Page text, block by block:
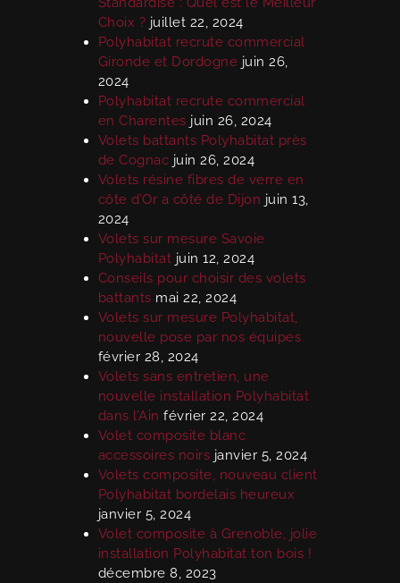
Choix ? juillet 22, 2024
Polyhabitat recrute commercial
Gironde et Dordogne juin 26,
2024
Polyhabitat recrute commercial
en Charentes juin 26, 2024
Volets battants Polyhabitat près
de Cognac juin 26, 2024
Volets résine fibres de verre en
côte d’Or a côté de Dijon juin 13,
2024
Volets sur mesure Savoie
Polyhabitat juin 12, 2024
Conseils pour choisir des volets
battants mai 22, 2024
Volets sur mesure Polyhabitat,
nouvelle pose par nos équipes
février 28, 2024
Volets sans entretien, une
nouvelle installation Polyhabitat
dans l’Ain février 22, 2024
Volet composite blanc
accessoires noirs janvier 5, 2024
Volets composite, nouveau client
Polyhabitat bordelais heureux
janvier 5, 2024
Volet composite à Grenoble, jolie
installation Polyhabitat ton bois !
décembre 8, 2023